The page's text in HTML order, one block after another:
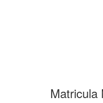
Matricula